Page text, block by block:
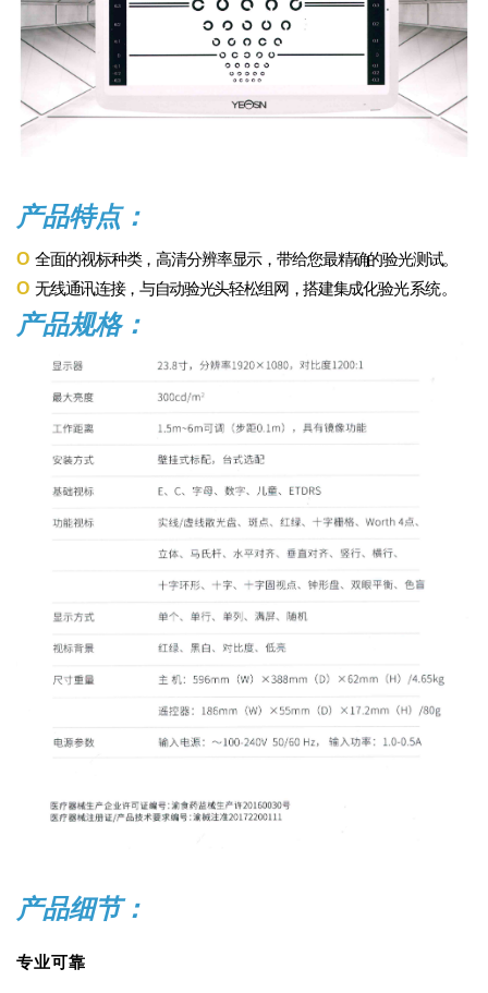
产品特点：
O 全面的视标种类，高清分辨率显示，带给您最精确的验光测试。
O 无线通讯连接，与自动验光头轻松组网，搭建集成化验光系统。
产品规格：
产品细节：
专业可靠